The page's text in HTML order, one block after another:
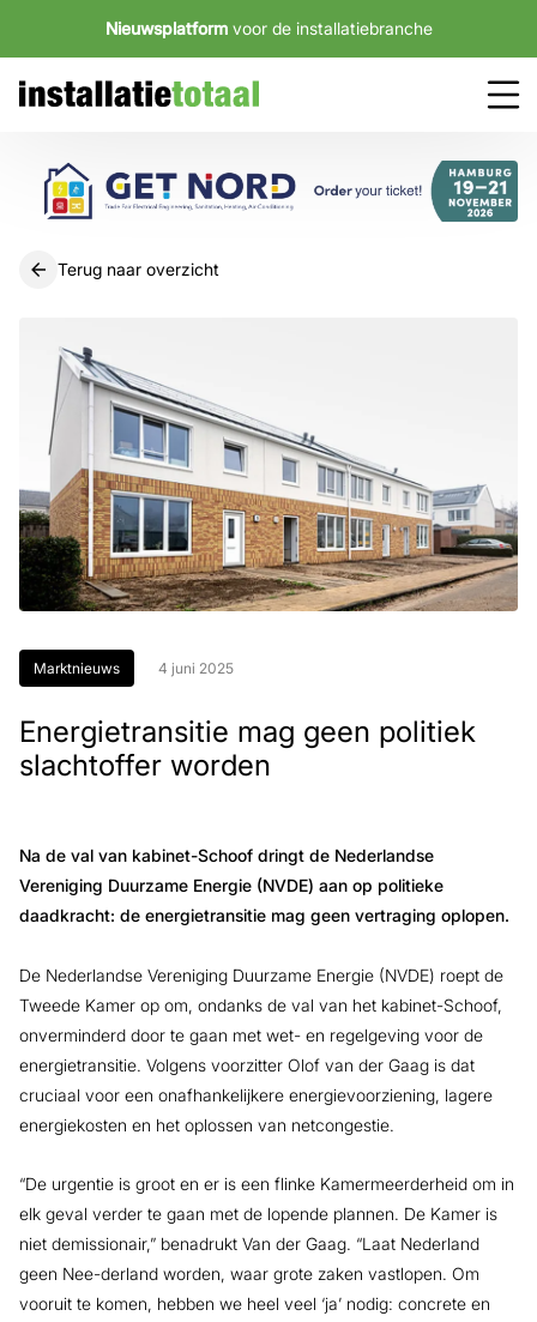
Nieuwsplatform voor de installatiebranche
Terug naar overzicht
Marktnieuws 4 juni 2025
Energietransitie mag geen politiek
slachtoffer worden
Na de val van kabinet-Schoof dringt de Nederlandse
Vereniging Duurzame Energie (NVDE) aan op politieke
daadkracht: de energietransitie mag geen vertraging oplopen.
De Nederlandse Vereniging Duurzame Energie (NVDE) roept de
Tweede Kamer op om, ondanks de val van het kabinet-Schoof,
onverminderd door te gaan met wet- en regelgeving voor de
energietransitie. Volgens voorzitter Olof van der Gaag is dat
cruciaal voor een onafhankelijkere energievoorziening, lagere
energiekosten en het oplossen van netcongestie.
“De urgentie is groot en er is een flinke Kamermeerderheid om in
elk geval verder te gaan met de lopende plannen. De Kamer is
niet demissionair,” benadrukt Van der Gaag. “Laat Nederland
geen Nee-derland worden, waar grote zaken vastlopen. Om
vooruit te komen, hebben we heel veel ‘ja’ nodig: concrete en